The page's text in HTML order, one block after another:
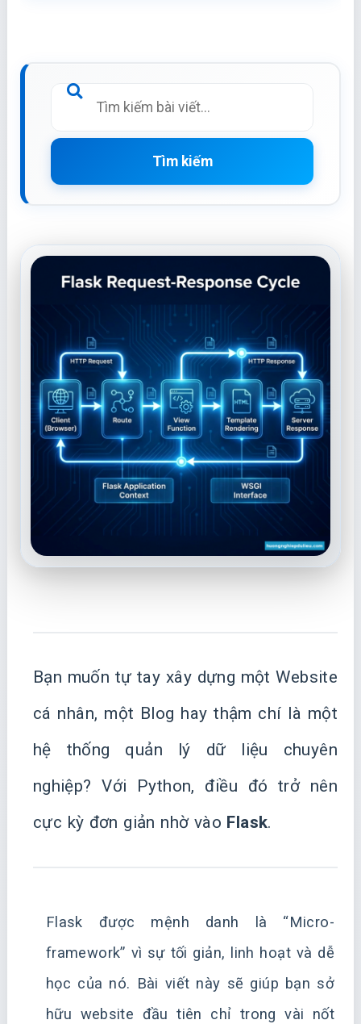
Tìm kiếm
Bạn muốn tự tay xây dựng một Website
cá nhân, một Blog hay thậm chí là một
hệ thống quản lý dữ liệu chuyên
nghiệp? Với Python, điều đó trở nên
cực kỳ đơn giản nhờ vào Flask.
Flask được mệnh danh là “Micro-
framework” vì sự tối giản, linh hoạt và dễ
học của nó. Bài viết này sẽ giúp bạn sở
hữu website đầu tiên chỉ trong vài nốt